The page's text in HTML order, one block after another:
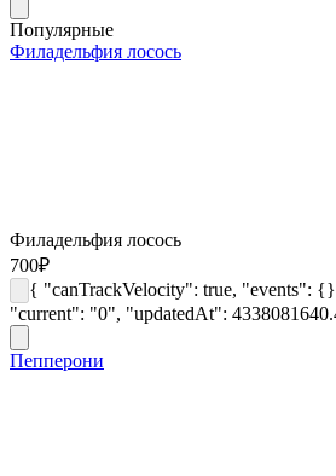
Популярные
Филадельфия лосось
Филадельфия лосось
700₽
{ "canTrackVelocity": true, "events":
"current": "0", "updatedAt":
Пепперони